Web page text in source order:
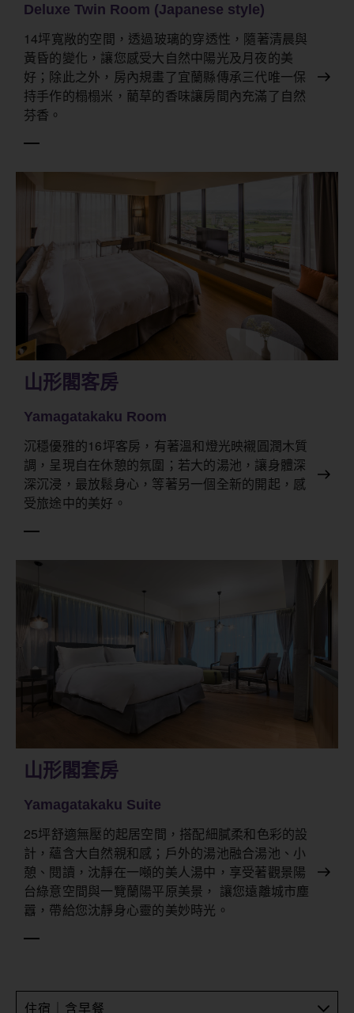
Deluxe Twin Room (Japanese style)
14坪寬敞的空間，透過玻璃的穿透性，隨著清晨與
黃昏的變化，讓您感受大自然中陽光及月夜的美
好；除此之外，房內規畫了宜蘭縣傳承三代唯一保
持手作的榻榻米，藺草的香味讓房間內充滿了自然
芬香。
山形閣客房
Yamagatakaku Room
沉穩優雅的16坪客房，有著溫和燈光映襯圓潤木質
調，呈現自在休憩的氛圍；若大的湯池，讓身體深
深沉浸，最放鬆身心，等著另一個全新的開起，感
受旅途中的美好。
山形閣套房
Yamagatakaku Suite
25坪舒適無壓的起居空間，搭配細膩柔和色彩的設
計，蘊含大自然親和感；戶外的湯池融合湯池、小
憩、閱讀，沈靜在一噸的美人湯中，享受著觀景陽
台綠意空間與一覽蘭陽平原美景， 讓您遠離城市塵
囂，帶給您沈靜身心靈的美妙時光。
住宿｜含早餐